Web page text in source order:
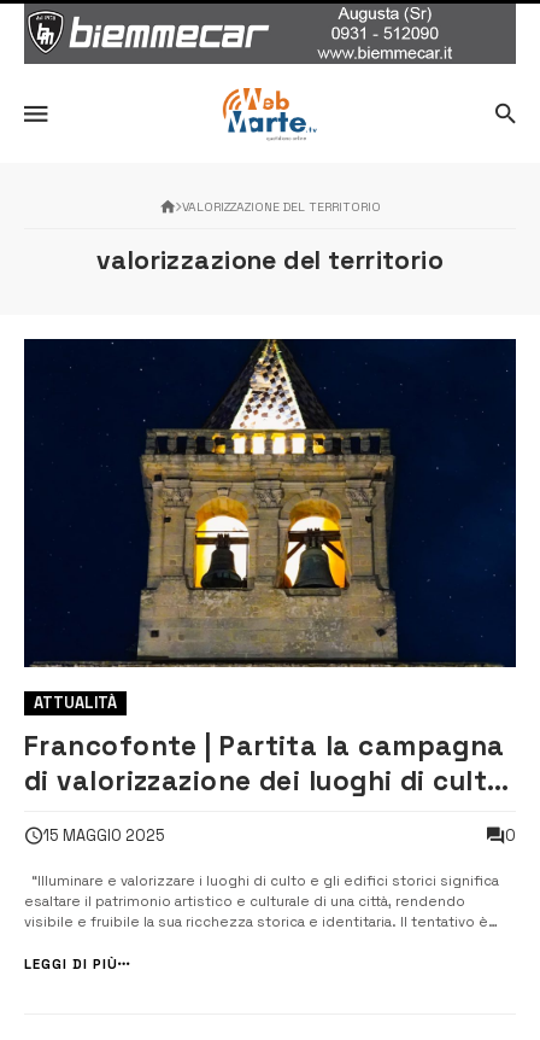
VALORIZZAZIONE DEL TERRITORIO
valorizzazione del territorio
ATTUALITÀ
Francofonte | Partita la campagna
di valorizzazione dei luoghi di culto
15 MAGGIO 2025 0
“Illuminare e valorizzare i luoghi di culto e gli edifici storici significa
esaltare il patrimonio artistico e culturale di una città, rendendo
visibile e fruibile la sua ricchezza storica e identitaria. Il tentativo è
permettendo di apprezzarne appieno la bellezza e...
LEGGI DI PIÙ